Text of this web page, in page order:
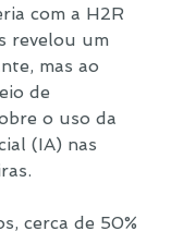
com a H2R
revelou um
mas ao
de
o uso da
(IA) nas
cerca de 50%